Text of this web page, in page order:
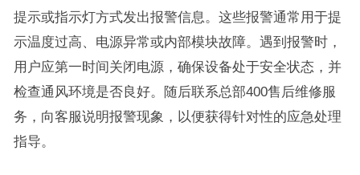
提示或指示灯方式发出报警信息。这些报警通常用于提
示温度过高、电源异常或内部模块故障。遇到报警时，
用户应第一时间关闭电源，确保设备处于安全状态，并
检查通风环境是否良好。随后联系总部400售后维修服
务，向客服说明报警现象，以便获得针对性的应急处理
指导。